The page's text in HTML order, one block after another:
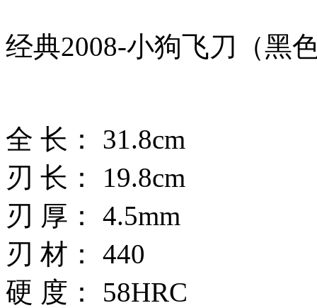
经典2008-小狗飞刀（黑
全 长： 31.8cm
刃 长： 19.8cm
刃 厚： 4.5mm
刃 材： 440
硬 度： 58HRC